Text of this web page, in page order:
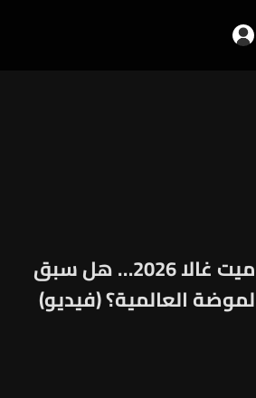
تشابه لافت في ميت غالا 2026… هل سبق
الموضة العالمية؟ (فيديو)